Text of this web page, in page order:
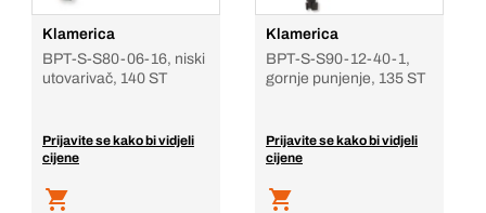
Klamerica
BPT-S-S80-06-16, niski
utovarivač, 140 ST
Prijavite se kako bi vidjeli
cijene
Klamerica
BPT-S-S90-12-40-1,
gornje punjenje, 135 ST
Prijavite se kako bi vidjeli
cijene